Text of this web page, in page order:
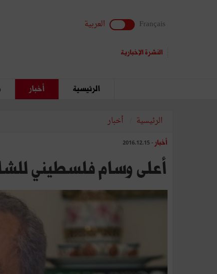
Français العربية
النشرة الإخبارية
الرئيسية أخبار
الرئيسية أخبار
أخبار - 2016.12.15
أعلى وسام فلسطيني